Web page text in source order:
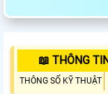
📖 THÔNG
THÔNG SỐ KỸ THUẬT